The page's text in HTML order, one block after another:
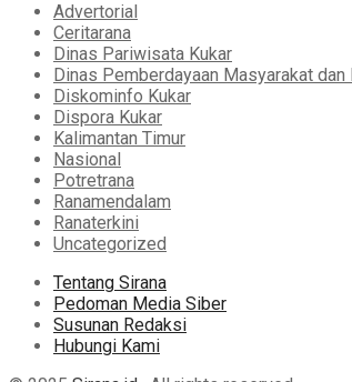
Advertorial
Ceritarana
Dinas Pariwisata Kukar
Dinas Pemberdayaan Masyarakat dan
Diskominfo Kukar
Dispora Kukar
Kalimantan Timur
Nasional
Potretrana
Ranamendalam
Ranaterkini
Uncategorized
Tentang Sirana
Pedoman Media Siber
Susunan Redaksi
Hubungi Kami